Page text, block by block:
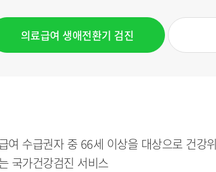
의료급여 생애전환기 검진
수급권자 중 66세 이상을 대상으로 건강
국가건강검진 서비스